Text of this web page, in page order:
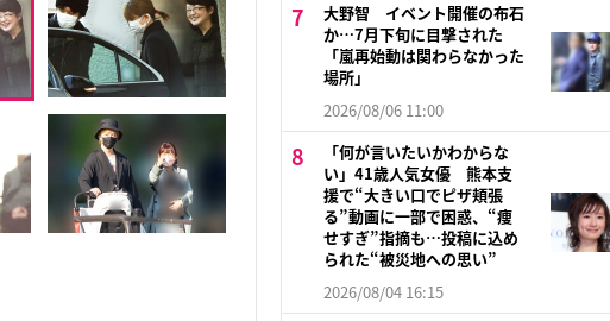
大野智 イベント開催の布石
か…7月下旬に目撃された
「嵐再始動は関わらなかった
場所」
2026/08/06 11:00
「何が言いたいかわからな
い」41歳人気女優 熊本支
援で“大きい口でピザ頬張
る”動画に一部で困惑、“痩
せすぎ”指摘も…投稿に込め
られた“被災地への思い”
2026/08/04 16:15